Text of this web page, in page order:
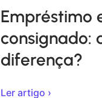
Empréstimo
consignado:
diferença?
Ler artigo ›